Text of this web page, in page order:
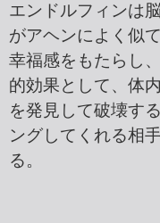
エンドルフィンは
がアヘンによく似
幸福感をもたらし
的効果として、体
を発見して破壊す
ングしてくれる相
る。